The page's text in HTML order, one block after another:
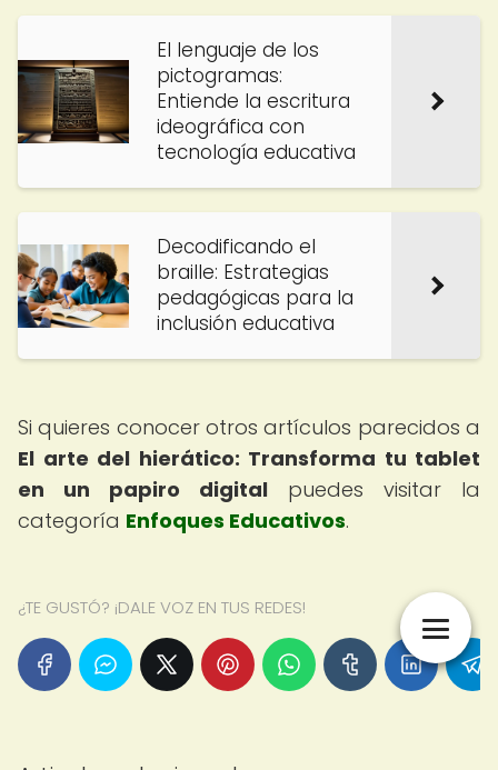
El lenguaje de los
pictogramas:
Entiende la escritura
ideográfica con
tecnología educativa
Decodificando el
braille: Estrategias
pedagógicas para la
inclusión educativa
Si quieres conocer otros artículos parecidos a
El arte del hierático: Transforma tu tablet
en un papiro digital puedes visitar la
categoría Enfoques Educativos.
¿TE GUSTÓ? ¡DALE VOZ EN TUS REDES!